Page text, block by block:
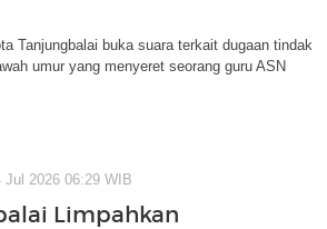
Tanjungbalai buka suara terkait dugaan tindak
umur yang menyeret seorang guru ASN
Jul 2026 06:29 WIB
Limpahkan